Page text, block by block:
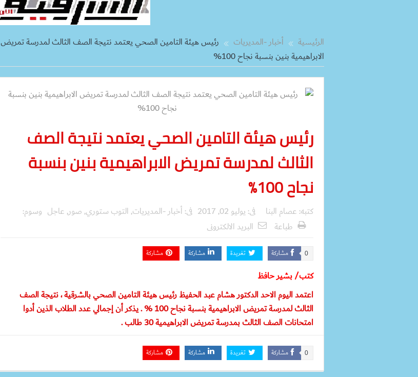
الرئيسية أخبار -المديريات
رئيس هيئة التامين الصحي يعتمد نتيجة الصف الثالث لمدرسة تمريض
الابراهيمية بنين بنسبة نجاح 100%
رئيس هيئة التامين الصحي يعتمد نتيجة الصف
الثالث لمدرسة تمريض الابراهيمية بنين بنسبة
نجاح 100%
كتبه: عصام البنا فى: يوليو 02, 2017 فى: أخبار -المديريات, التوب ستوري, صور, عاجل وسوم:
طباعة
البريد الالكترونى
مشاركة 0 تغريدة مشاركة مشاركة
كتب/ بشير حافظ
اعتمد اليوم الاحد الدكتور هشام عبد الحفيظ رئيس هيئة التامين الصحي بالشرقية ، نتيجة الصف
الثالث لمدرسة تمريض الابراهيمية بنسبة نجاح 100 % . يذكر أن إجمالي عدد الطلاب الذين أدوا
امتحانات الصف الثالث بمدرسة تمريض الابراهيمية 30 طالب .
مشاركة 0 تغريدة مشاركة مشاركة